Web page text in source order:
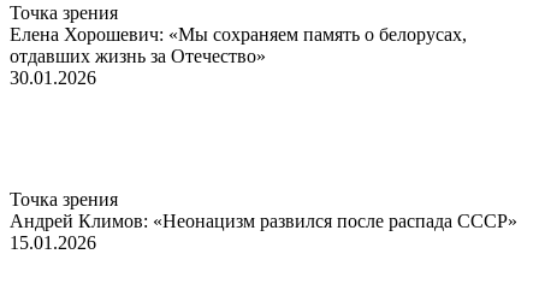
Точка зрения
Елена Хорошевич: «Мы сохраняем память о белорусах,
отдавших жизнь за Отечество»
30.01.2026
Точка зрения
Андрей Климов: «Неонацизм развился после распада СССР»
15.01.2026